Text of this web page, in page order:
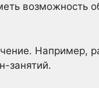
возможность
Например,
занятий.